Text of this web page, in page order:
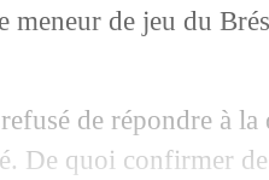
meneur de jeu du
de répondre à
De quoi confirmer
a ouvert les yeux